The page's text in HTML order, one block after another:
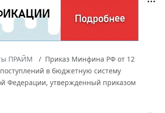
ПРАЙМ
Приказ Минфина РФ от 12
в бюджетную систему
Федерации, утвержденный приказом